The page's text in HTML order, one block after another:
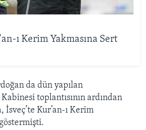
ı Kerim Yakmasına Sert
da dün yapılan
toplantısının ardından
İsveç’te Kur’an-ı Kerim